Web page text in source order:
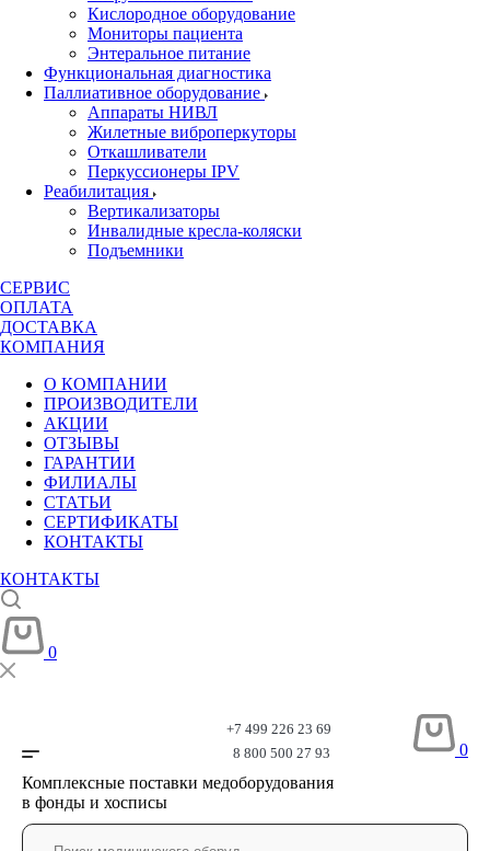
Кислородное оборудование
Мониторы пациента
Энтеральное питание
Функциональная диагностика
Паллиативное оборудование
Аппараты НИВЛ
Жилетные виброперкуторы
Откашливатели
Перкуссионеры IPV
Реабилитация
Вертикализаторы
Инвалидные кресла-коляски
Подъемники
СЕРВИС
ОПЛАТА
ДОСТАВКА
КОМПАНИЯ
О КОМПАНИИ
ПРОИЗВОДИТЕЛИ
АКЦИИ
ОТЗЫВЫ
ГАРАНТИИ
ФИЛИАЛЫ
СТАТЬИ
СЕРТИФИКАТЫ
КОНТАКТЫ
КОНТАКТЫ
0
+7 499 226 23 69
8 800 500 27 93
0
Комплексные поставки медоборудования
в фонды и хосписы